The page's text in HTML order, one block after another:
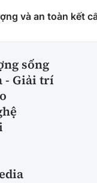
và an toàn kết
sống
- Giải trí